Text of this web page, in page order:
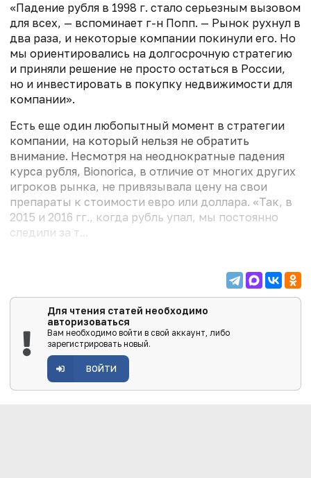
«Падение рубля в 1998 г. стало серьезным вызовом
для всех, — вспоминает г-н Попп. — Рынок рухнул в
два раза, и некоторые компании покинули его. Но
мы ориентировались на долгосрочную стратегию
и приняли решение не просто остаться в России,
но и инвестировать в покупку недвижимости для
компании».
Есть еще один любопытный момент в стратегии
компании, на который нельзя не обратить
внимание. Несмотря на неоднократные падения
курса рубля, Bionorica, в отличие от многих других
игроков рынка, не привязывала цену на свои
препараты к стоимости евро или доллара. «Так, в
2015 и 2016 гг., когда рубль упал, мы постоянно
следили за т...
Для чтения статей необходимо
авторизоваться
Вам необходимо войти в свой аккаунт, либо
зарегистрировать новый.
ВОЙТИ